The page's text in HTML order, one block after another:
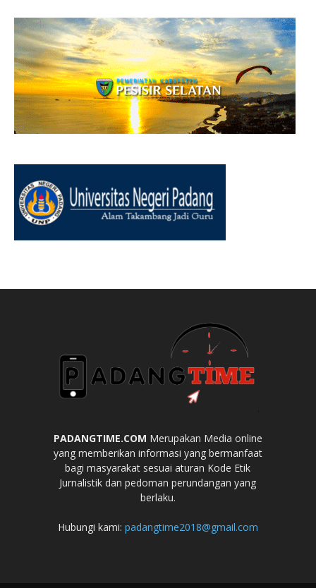
PADANGTIME.COM Merupakan Media online
yang memberikan informasi yang bermanfaat
bagi masyarakat sesuai aturan Kode Etik
Jurnalistik dan pedoman perundangan yang
berlaku.
Hubungi kami: padangtime2018@gmail.com